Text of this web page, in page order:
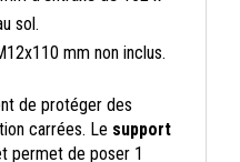
sol.
mm non inclus.
de protéger des
carrées. Le support
permet de poser 1